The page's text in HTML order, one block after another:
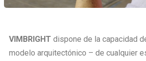
VIMBRIGHT dispone de la capacidad
modelo arquitectónico – de cualquier